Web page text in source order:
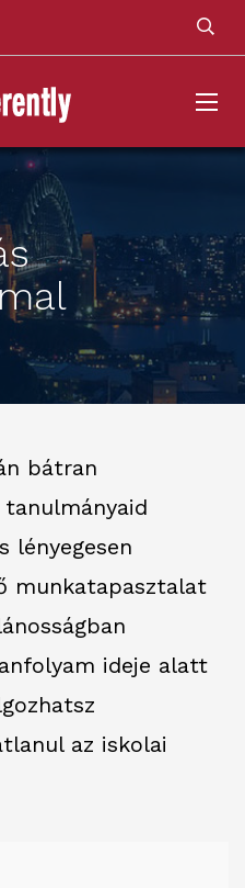
bátran
lényegesen
munkatapasztalat
ideje alatt
az iskolai